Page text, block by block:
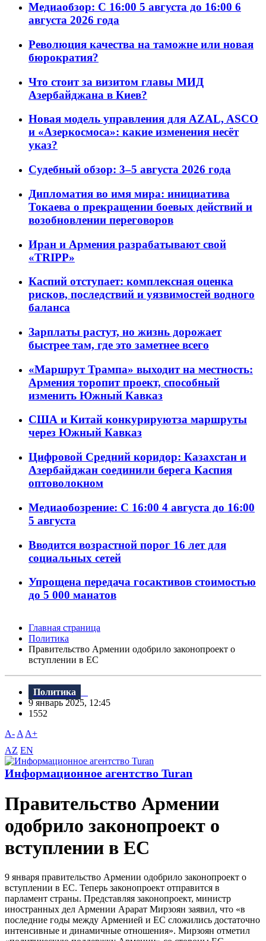
Медиаобзор: С 16:00 5 августа до 16:00 6
августа 2026 года
Революция качества на таможне или новая
бюрократия?
Что стоит за визитом главы МИД
Азербайджана в Киев?
Новая модель управления для AZAL, ASCO
и «Азеркосмоса»: какие изменения несёт
указ?
Судебный обзор: 3–5 августа 2026 года
Дипломатия во имя мира: инициатива
Токаева о прекращении боевых действий и
возобновлении переговоров
Иран и Армения разрабатывают свой
«TRIPP»
Каспий отступает: комплексная оценка
рисков, последствий и уязвимостей водного
баланса
Зарплаты растут, но жизнь дорожает
быстрее там, где это заметнее всего
«Маршрут Трампа» выходит на местность:
Армения торопит проект, способный
изменить Южный Кавказ
США и Китай конкурируютза маршруты
через Южный Кавказ
Цифровой Средний коридор: Казахстан и
Азербайджан соединили берега Каспия
оптоволокном
Медиаобозрение: С 16:00 4 августа до 16:00
5 августа
Вводится возрастной порог 16 лет для
социальных сетей
Упрощена передача госактивов стоимостью
до 5 000 манатов
Главная страница
Политика
Правительство Армении одобрило законопроект о
вступлении в ЕС
Политика
9 январь 2025, 12:45
1552
A- A A+
AZ EN
Информационное агентство Turan
Правительство Армении
одобрило законопроект о
вступлении в ЕС
9 января правительство Армении одобрило законопроект о
вступлении в ЕС. Теперь законопроект отправится в
парламент страны. Представляя законопроект, министр
иностранных дел Армении Арарат Мирзоян заявил, что «в
последние годы между Арменией и ЕС сложились достаточно
интенсивные и динамичные отношения». Мирзоян отметил